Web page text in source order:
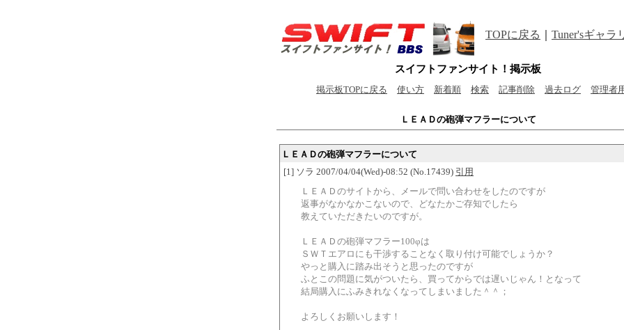
TOPに戻る Tuner'sギャラ
スイフトファンサイト！掲示板
掲示板TOPに戻る 使い方 新着順 検索 記事削除 過去ログ 管理者
ＬＥＡＤの砲弾マフラーについて
ＬＥＡＤの砲弾マフラーについて
[1] ソラ 2007/04/04(Wed)-08:52 (No.17439) 引用
ＬＥＡＤのサイトから、メールで問い合わせをしたのですが
返事がなかなかこないので、どなたかご存知でしたら
教えていただきたいのですが。
ＬＥＡＤの砲弾マフラー100φは
ＳＷＴエアロにも干渉することなく取り付け可能でしょうか？
やっと購入に踏み出そうと思ったのですが
ふとこの問題に気がついたら、買ってからでは遅いじゃん！となって
結局購入にふみきれなくなってしまいました＾＾；
よろしくお願いします！